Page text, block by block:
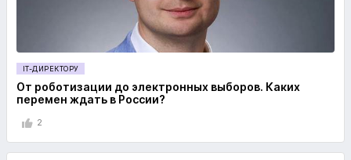
IT-ДИРЕКТОРУ
От роботизации до электронных выборов. Каких
перемен ждать в России?
2